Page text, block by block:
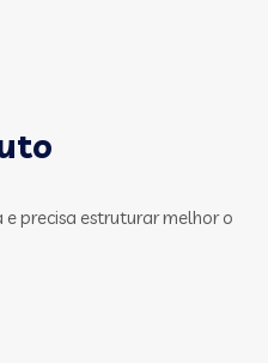
precisa estruturar melhor o